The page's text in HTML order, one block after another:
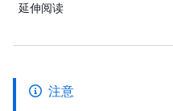
延伸阅读
注意